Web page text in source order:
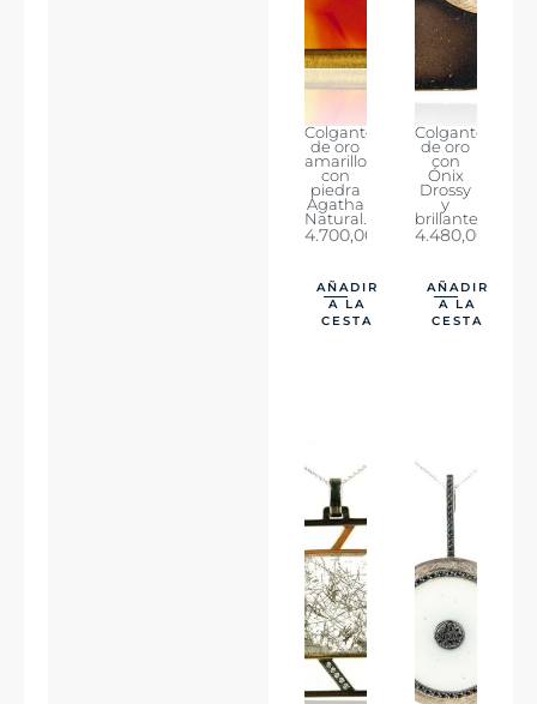
Colgante
de oro
amarillo
con
piedra
Agatha
Natural.
4.700,00
AÑADIR
A LA
CESTA
Colgante
de oro
con
Ónix
Drossy
y
brillantes.
4.480,00
AÑADIR
A LA
CESTA